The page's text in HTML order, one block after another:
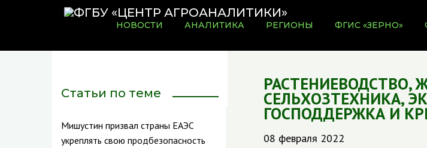
НОВОСТИ АНАЛИТИКА РЕГИОНЫ ФГИС «ЗЕРНО»
Статьи по теме
Мишустин призвал страны ЕАЭС
укреплять свою продбезопасность
РАСТЕНИЕВОДСТВО,
СЕЛЬХОЗТЕХНИКА,
ГОСПОДДЕРЖКА И
08 февраля 2022